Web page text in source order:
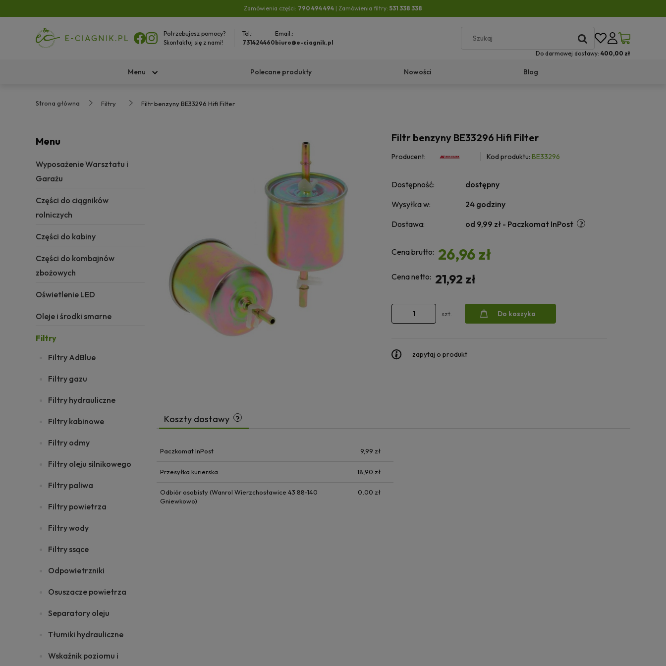
Zamówienia części: 790 494 494 | Zamówienia filtry: 531 338 338
Potrzebujesz pomocy?
Skontaktuj się z nami!
Tel.:
731424460
Email.:
biuro@e-ciagnik.pl
Do darmowej dostawy: 400,00 zł
Menu Polecane produkty Nowości Blog
Strona główna Filtry Filtr benzyny BE33296 Hifi Filter
Menu
Wyposażenie Warsztatu i
Garażu
Części do ciągników
rolniczych
Części do kabiny
Części do kombajnów
zbożowych
Oświetlenie LED
Oleje i środki smarne
Filtry
Filtry AdBlue
Filtry gazu
Filtry hydrauliczne
Filtry kabinowe
Filtry odmy
Filtry oleju silnikowego
Filtry paliwa
Filtry powietrza
Filtry wody
Filtry ssące
Odpowietrzniki
Osuszacze powietrza
Separatory oleju
Tłumiki hydrauliczne
Wskaźnik poziomu i
Filtr benzyny BE33296 Hifi Filter
Producent: Kod produktu: BE33296
Dostępność:
dostępny
Wysyłka w:
24 godziny
Dostawa:
od 9,99 zł - Paczkomat InPost
Cena brutto: 26,96 zł
Cena netto: 21,92 zł
szt. Do koszyka
zapytaj o produkt
Koszty dostawy
Paczkomat InPost 9,99 zł
Przesyłka kurierska 18,90 zł
Odbiór osobisty (Wanrol Wierzchosławice 43 88-140
Gniewkowo)
0,00 zł